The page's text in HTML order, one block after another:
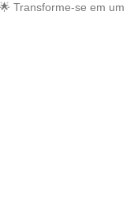
Transforme-se em um